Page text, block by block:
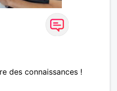
des connaissances !